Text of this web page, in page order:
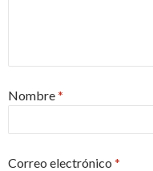
Nombre*
Correo electrónico *